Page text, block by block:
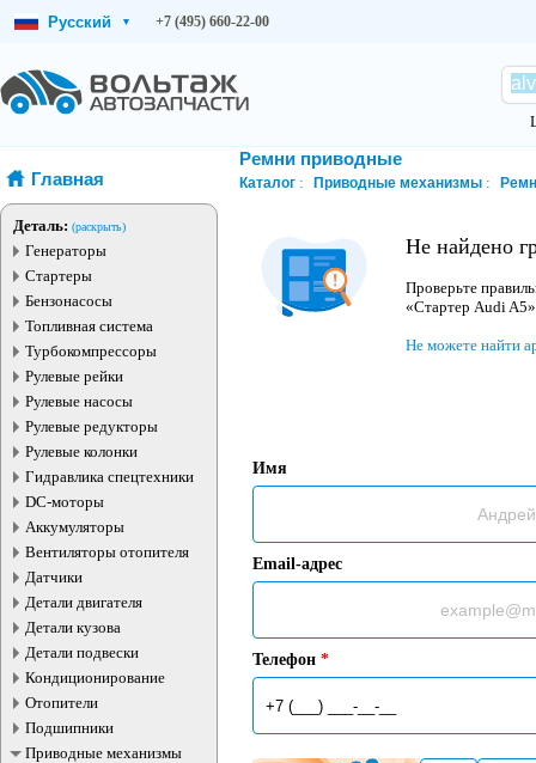
Русский ▾ +7 (495) 660-22-00
Главная
Деталь: (раскрыть)
Генераторы
Стартеры
Бензонасосы
Топливная система
Турбокомпрессоры
Рулевые рейки
Рулевые насосы
Рулевые редукторы
Рулевые колонки
Гидравлика спецтехники
DC-моторы
Аккумуляторы
Вентиляторы отопителя
Датчики
Детали двигателя
Детали кузова
Детали подвески
Кондиционирование
Отопители
Подшипники
Приводные механизмы
Ремни приводные
Каталог Приводные механизмы
Не найдено
Проверьте
«Стартер Audi
Не можете найти
Имя
Email-адрес
Телефон *